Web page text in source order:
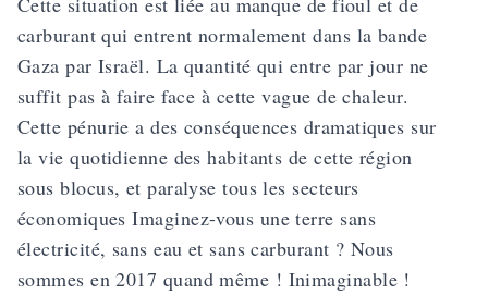
carburant qui entrent normalement dans la bande
Gaza par Israël. La quantité qui entre par jour ne
suffit pas à faire face à cette vague de chaleur.
Cette pénurie a des conséquences dramatiques sur
la vie quotidienne des habitants de cette région
sous blocus, et paralyse tous les secteurs
économiques Imaginez-vous une terre sans
électricité, sans eau et sans carburant ? Nous
sommes en 2017 quand même ! Inimaginable !